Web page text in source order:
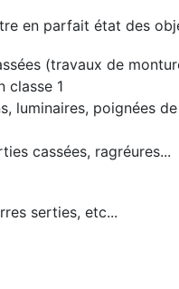
en parfait état des
(travaux de
classe 1
luminaires, poignées
cassées, ragréures...
serties, etc...